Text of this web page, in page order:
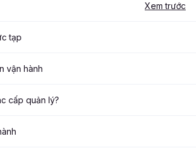
Xem trước
tạp
vận hành
cấp quản lý?